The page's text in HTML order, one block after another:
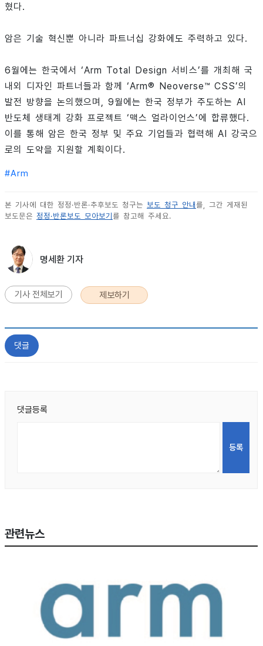
혔다.
암은 기술 혁신뿐 아니라 파트너십 강화에도 주력하고 있다.
6월에는 한국에서 ‘Arm Total Design 서비스’를 개최해 국
내외 디자인 파트너들과 함께 ‘Arm® Neoverse™ CSS’의
발전 방향을 논의했으며, 9월에는 한국 정부가 주도하는 AI
반도체 생태계 강화 프로젝트 ‘맥스 얼라이언스’에 합류했다.
이를 통해 암은 한국 정부 및 주요 기업들과 협력해 AI 강국으
로의 도약을 지원할 계획이다.
#Arm
본 기사에 대한 정정·반론·추후보도 청구는 보도 청구 안내 를, 그간 게재된
보도문은 정정·반론보도 모아보기 를 참고해 주세요.
명세환 기자
기사 전체보기 제보하기
댓글
댓글등록
관련뉴스